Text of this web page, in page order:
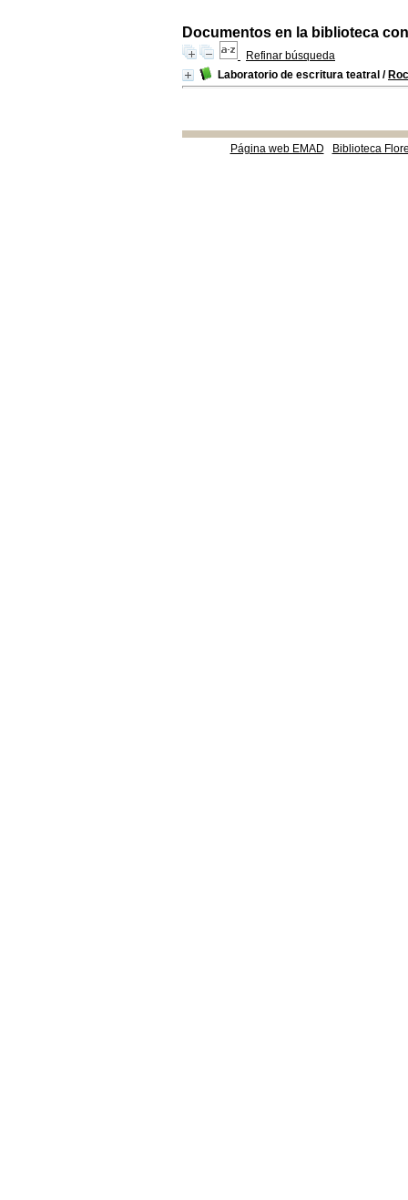
Documentos en la biblioteca
Refinar búsqueda
Laboratorio de escritura teatral /
Página web EMAD Biblioteca